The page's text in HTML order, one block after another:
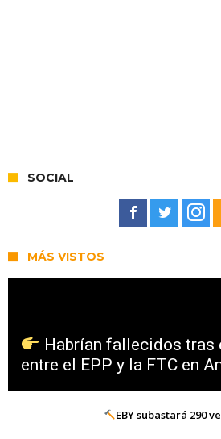
SOCIAL
MÁS VISTOS
Habrían fallecidos tras
entre el EPP y la FTC en
EBY subastará 290